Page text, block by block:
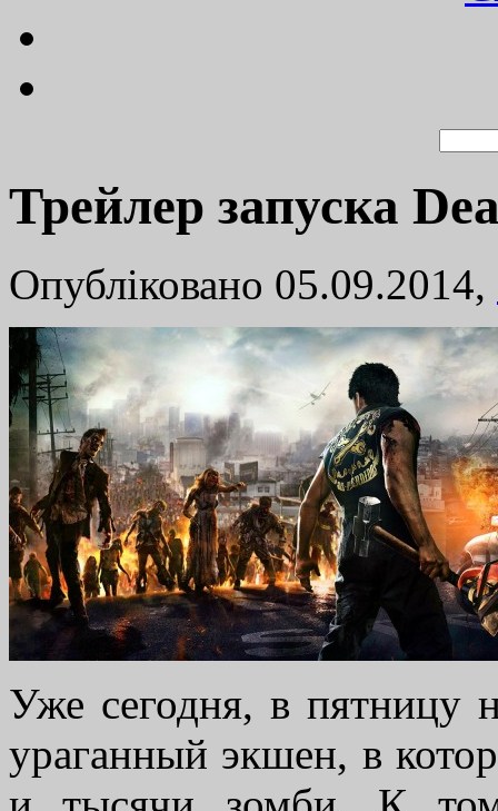
Трейлер запуска
Опубліковано 05.09.2014,
Уже сегодня, в пятницу
ураганный экшен, в